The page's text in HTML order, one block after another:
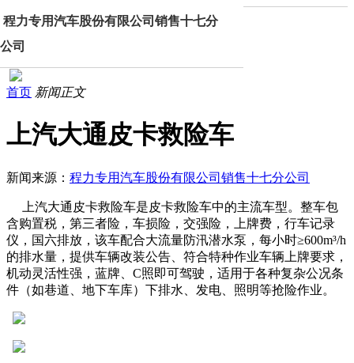
程力专用汽车股份有限公司销售十七分
公司
首页 新闻正文
上汽大通皮卡救险车
新闻来源： 程力专用汽车股份有限公司销售十七分公司
上汽大通皮卡救险车是皮卡救险车中的主流车型。整车包
含购置税，第三者险，车损险，交强险，上牌费，行车记录
仪，国六排放，该车配合大流量防汛潜水泵，每小时≥600m³/h
的排水量，提供车辆改装公告、符合特种作业车辆上牌要求，
机动灵活性强，蓝牌、C照即可驾驶，适用于各种复杂公况条
件（如巷道、地下车库）下排水、发电、照明等抢险作业。